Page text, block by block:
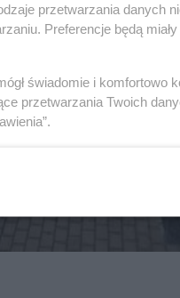
przetwarzania danych
Preferencje będą
świadomie i komfortowo
przetwarzania Twoich